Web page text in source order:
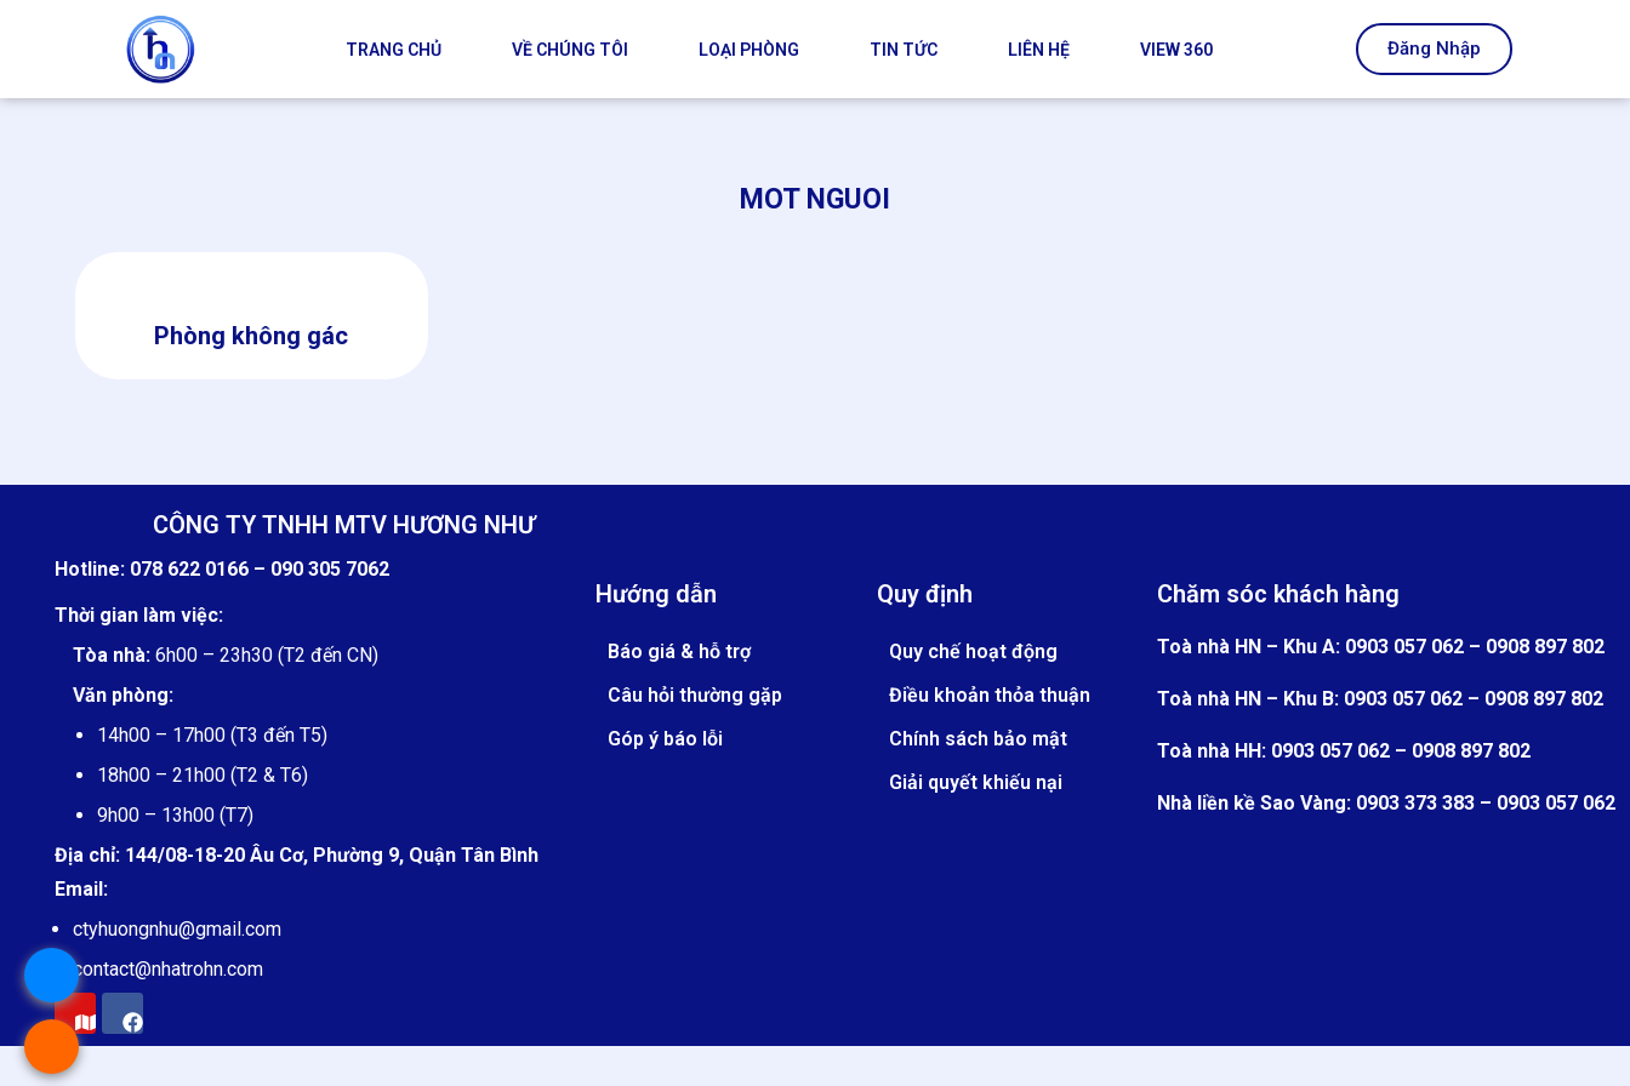
TRANG CHỦ VỀ CHÚNG TÔI LOẠI PHÒNG TIN TỨC LIÊN HỆ VIEW 360 Đăng Nhập
MOT NGUOI
Phòng không gác
CÔNG TY TNHH MTV HƯƠNG NHƯ
Hotline: 078 622 0166 – 090 305 7062
Thời gian làm việc:
Tòa nhà: 6h00 – 23h30 (T2 đến CN)
Văn phòng:
14h00 – 17h00 (T3 đến T5)
18h00 – 21h00 (T2 & T6)
9h00 – 13h00 (T7)
Địa chỉ: 144/08-18-20 Âu Cơ, Phường 9, Quận Tân Bình
Email:
ctyhuongnhu@gmail.com
contact@nhatrohn.com
Hướng dẫn
Báo giá & hỗ trợ
Câu hỏi thường gặp
Góp ý báo lỗi
Quy định
Quy chế hoạt động
Điều khoản thỏa thuận
Chính sách bảo mật
Giải quyết khiếu nại
Chăm sóc khách hàng
Toà nhà HN – Khu A: 0903 057 062 – 0908 897 802
Toà nhà HN – Khu B: 0903 057 062 – 0908 897 802
Toà nhà HH: 0903 057 062 – 0908 897 802
Nhà liền kề Sao Vàng: 0903 373 383 – 0903 057 062